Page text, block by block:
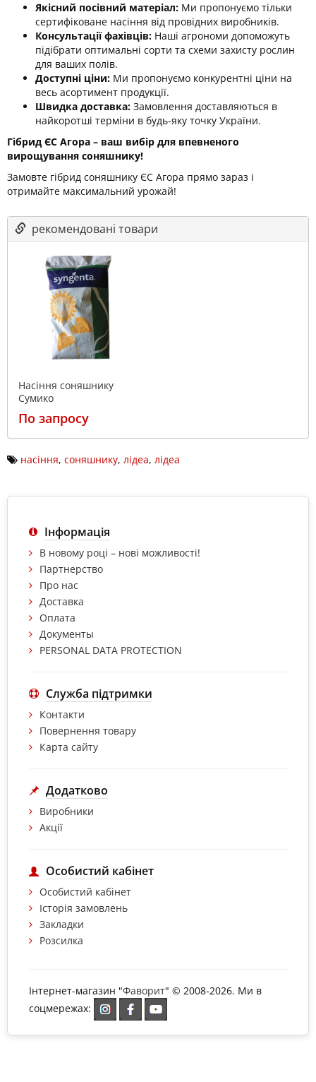
Якісний посівний матеріал: Ми пропонуємо тільки
сертифіковане насіння від провідних виробників.
Консультації фахівців: Наші агрономи допоможуть
підібрати оптимальні сорти та схеми захисту рослин
для ваших полів.
Доступні ціни: Ми пропонуємо конкурентні ціни на
весь асортимент продукції.
Швидка доставка: Замовлення доставляються в
найкоротші терміни в будь-яку точку України.
Гібрид ЄС Агора – ваш вибір для впевненого
вирощування соняшнику!
Замовте гібрид соняшнику ЄС Агора прямо зараз і
отримайте максимальний урожай!
рекомендовані товари
Насіння соняшнику
Сумико
По запросу
насіння, соняшнику, лідеа, лідеа
Інформація
В новому році – нові можливості!
Партнерство
Про нас
Доставка
Оплата
Документы
PERSONAL DATA PROTECTION
Служба підтримки
Контакти
Повернення товару
Карта сайту
Додатково
Виробники
Акції
Особистий кабінет
Особистий кабінет
Історія замовлень
Закладки
Розсилка
Інтернет-магазин "Фаворит" © 2008-2026. Ми в
соцмережах: